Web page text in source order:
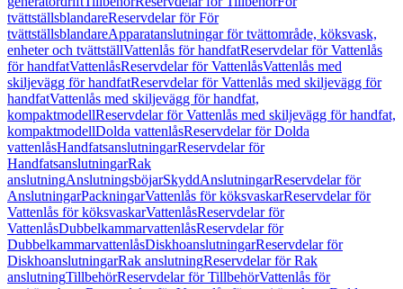
tvättställsblandareReservdelar för För
tvättställsblandareApparatanslutningar för tvättområde, köksvask,
enheter och tvättställVattenlås för handfatReservdelar för Vattenlås
för handfatVattenlåsReservdelar för VattenlåsVattenlås med
skiljevägg för handfatReservdelar för Vattenlås med skiljevägg för
handfatVattenlås med skiljevägg för handfat,
kompaktmodellReservdelar för Vattenlås med skiljevägg för handfat,
kompaktmodellDolda vattenlåsReservdelar för Dolda
vattenlåsHandfatsanslutningarReservdelar för
HandfatsanslutningarRak
anslutningAnslutningsböjarSkyddAnslutningarReservdelar för
AnslutningarPackningarVattenlås för köksvaskarReservdelar för
Vattenlås för köksvaskarVattenlåsReservdelar för
VattenlåsDubbelkammarvattenlåsReservdelar för
DubbelkammarvattenlåsDiskhoanslutningarReservdelar för
DiskhoanslutningarRak anslutningReservdelar för Rak
anslutningTillbehörReservdelar för TillbehörVattenlås för